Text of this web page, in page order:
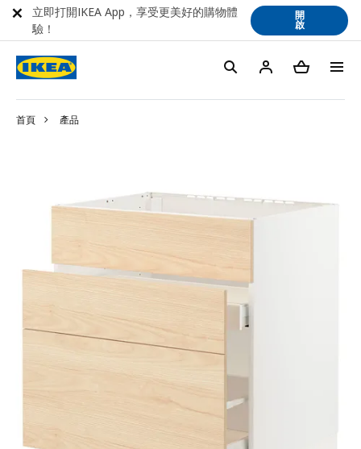
首頁 產品
立即打開IKEA App，享受更美好的購物體
驗！
開
啟